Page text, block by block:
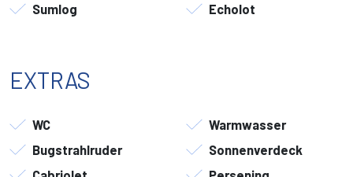
Sumlog
Echolot
EXTRAS
WC
Warmwasser
Bugstrahlruder
Sonnenverdeck